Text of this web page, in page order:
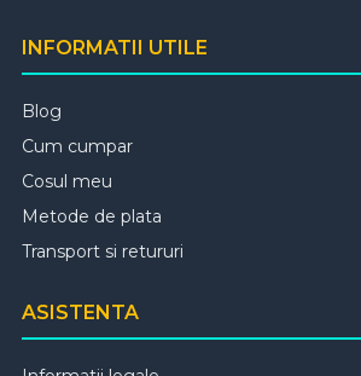
INFORMATII UTILE
Blog
Cum cumpar
Cosul meu
Metode de plata
Transport si retururi
ASISTENTA